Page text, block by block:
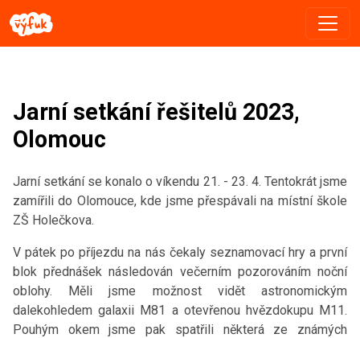
Jarní setkání řešitelů 2023,
Olomouc
Jarní setkání se konalo o víkendu 21. - 23. 4. Tentokrát jsme
zamířili do Olomouce, kde jsme přespávali na místní škole
ZŠ Holečkova.
V pátek po příjezdu na nás čekaly seznamovací hry a první
blok přednášek následován večerním pozorováním noční
oblohy. Měli jsme možnost vidět astronomickým
dalekohledem galaxii M81 a otevřenou hvězdokupu M11.
Pouhým okem jsme pak spatřili některá ze známých